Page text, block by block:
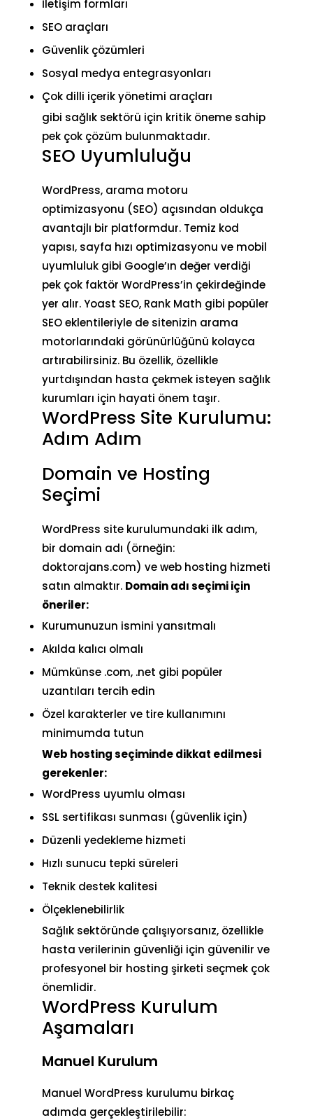
İletişim formları
SEO araçları
Güvenlik çözümleri
Sosyal medya entegrasyonları
Çok dilli içerik yönetimi araçları
gibi sağlık sektörü için kritik öneme sahip
pek çok çözüm bulunmaktadır.
SEO Uyumluluğu
WordPress, arama motoru
optimizasyonu (SEO) açısından oldukça
avantajlı bir platformdur. Temiz kod
yapısı, sayfa hızı optimizasyonu ve mobil
uyumluluk gibi Google’ın değer verdiği
pek çok faktör WordPress’in çekirdeğinde
yer alır.Yoast SEO, Rank Math gibi popüler
SEO eklentileriyle de sitenizin arama
motorlarındaki görünürlüğünü kolayca
artırabilirsiniz. Bu özellik, özellikle
yurtdışından hasta çekmek isteyen sağlık
kurumları için hayati önem taşır.
WordPress Site Kurulumu:
Adım Adım
Domain ve Hosting
Seçimi
WordPress site kurulumundaki ilk adım,
bir domain adı (örneğin:
doktorajans.com) ve web hosting hizmeti
satın almaktır. Domain adı seçimi için
öneriler:
Kurumunuzun ismini yansıtmalı
Akılda kalıcı olmalı
Mümkünse .com, .net gibi popüler
uzantıları tercih edin
Özel karakterler ve tire kullanımını
minimumda tutun
Web hosting seçiminde dikkat edilmesi
gerekenler:
WordPress uyumlu olması
SSL sertifikası sunması (güvenlik için)
Düzenli yedekleme hizmeti
Hızlı sunucu tepki süreleri
Teknik destek kalitesi
Ölçeklenebilirlik
Sağlık sektöründe çalışıyorsanız, özellikle
hasta verilerinin güvenliği için güvenilir ve
profesyonel bir hosting şirketi seçmek çok
önemlidir.
WordPress Kurulum
Aşamaları
Manuel Kurulum
Manuel WordPress kurulumu birkaç
adımda gerçekleştirilebilir: